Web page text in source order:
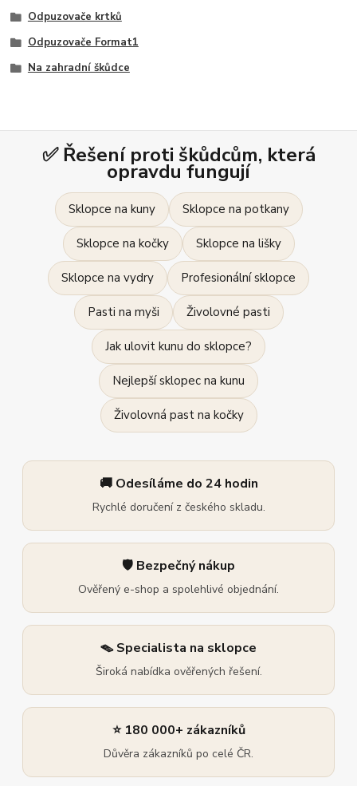
Odpuzovače krtků
Odpuzovače Format1
Na zahradní škůdce
✅ Řešení proti škůdcům, která
opravdu fungují
Sklopce na kuny Sklopce na potkany
Sklopce na kočky Sklopce na lišky
Sklopce na vydry Profesionální sklopce
Pasti na myši Živolovné pasti
Jak ulovit kunu do sklopce?
Nejlepší sklopec na kunu
Živolovná past na kočky
🚚 Odesíláme do 24 hodin
Rychlé doručení z českého skladu.
🛡️ Bezpečný nákup
Ověřený e-shop a spolehlivé objednání.
🪤 Specialista na sklopce
Široká nabídka ověřených řešení.
⭐ 180 000+ zákazníků
Důvěra zákazníků po celé ČR.